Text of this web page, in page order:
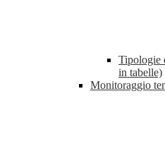
Tipologie
in tabelle)
Monitoraggio